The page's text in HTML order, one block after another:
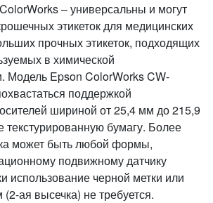
– универсальны и могут
этикеток для медицинских
прочных этикеток, подходящих
в химической
Модель Epson ColorWorks CW-
поддержкой
шириной от 25,4 мм до 215,9
бумагу. Более
может быть любой формы,
подвижному датчику
использование черной метки или
(2-ая высечка) не требуется.